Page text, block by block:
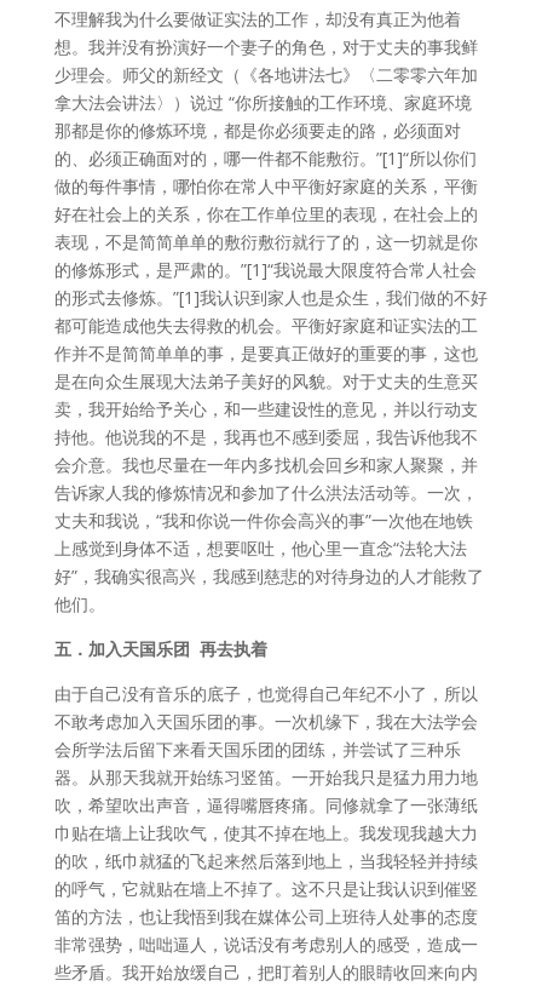
不理解我为什么要做证实法的工作，却没有真正为他着
想。我并没有扮演好一个妻子的角色，对于丈夫的事我鲜
少理会。师父的新经文（《各地讲法七》〈二零零六年加
拿大法会讲法〉）说过 “你所接触的工作环境、家庭环境
那都是你的修炼环境，都是你必须要走的路，必须面对
的、必须正确面对的，哪一件都不能敷衍。”[1]“所以你们
做的每件事情，哪怕你在常人中平衡好家庭的关系，平衡
好在社会上的关系，你在工作单位里的表现，在社会上的
表现，不是简简单单的敷衍敷衍就行了的，这一切就是你
的修炼形式，是严肃的。”[1]“我说最大限度符合常人社会
的形式去修炼。”[1]我认识到家人也是众生，我们做的不好
都可能造成他失去得救的机会。平衡好家庭和证实法的工
作并不是简简单单的事，是要真正做好的重要的事，这也
是在向众生展现大法弟子美好的风貌。对于丈夫的生意买
卖，我开始给予关心，和一些建设性的意见，并以行动支
持他。他说我的不是，我再也不感到委屈，我告诉他我不
会介意。我也尽量在一年内多找机会回乡和家人聚聚，并
告诉家人我的修炼情况和参加了什么洪法活动等。一次，
丈夫和我说，“我和你说一件你会高兴的事”一次他在地铁
上感觉到身体不适，想要呕吐，他心里一直念“法轮大法
好”，我确实很高兴，我感到慈悲的对待身边的人才能救了
他们。
五．加入天国乐团 再去执着
由于自己没有音乐的底子，也觉得自己年纪不小了，所以
不敢考虑加入天国乐团的事。一次机缘下，我在大法学会
会所学法后留下来看天国乐团的团练，并尝试了三种乐
器。从那天我就开始练习竖笛。一开始我只是猛力用力地
吹，希望吹出声音，逼得嘴唇疼痛。同修就拿了一张薄纸
巾贴在墙上让我吹气，使其不掉在地上。我发现我越大力
的吹，纸巾就猛的飞起来然后落到地上，当我轻轻并持续
的呼气，它就贴在墙上不掉了。这不只是让我认识到催竖
笛的方法，也让我悟到我在媒体公司上班待人处事的态度
非常强势，咄咄逼人，说话没有考虑别人的感受，造成一
些矛盾。我开始放缓自己，把盯着别人的眼睛收回来向内